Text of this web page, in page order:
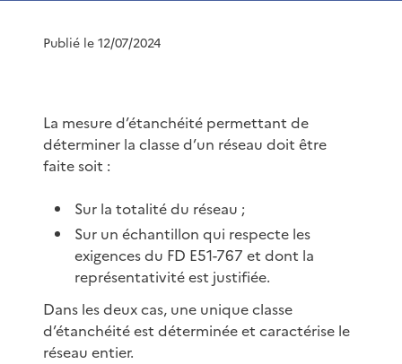
Publié le 12/07/2024
La mesure d’étanchéité permettant de
déterminer la classe d’un réseau doit être
faite soit :
Sur la totalité du réseau ;
Sur un échantillon qui respecte les
exigences du FD E51-767 et dont la
représentativité est justifiée.
Dans les deux cas, une unique classe
d’étanchéité est déterminée et caractérise le
réseau entier.